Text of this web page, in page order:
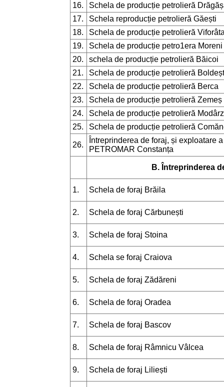
16.
Schela de producție petrolieră
17.
Schela reproducție petrolieră Găești
18.
Schela de producție petrolieră
19.
Schela de producție petro1era Moreni
20.
schela de producție petrolieră Băicoi
21.
Schela de producție petrolieră
22.
Schela de producție petrolieră Berca
23.
Schela de producție petrolieră Zemeș
24.
Schela de producție petrolieră
25.
Schela de producție petrolieră
26.
Întreprinderea de foraj, și exploatare
PETROMAR Constanța
B. Întreprinderea
1. Schela de foraj Brăila
2. Schela de foraj Cărbunești
3. Schela de foraj Stoina
4. Schela se foraj Craiova
5. Schela de foraj Zădăreni
6. Schela de foraj Oradea
7. Schela de foraj Bascov
8. Schela de foraj Râmnicu Vâlcea
9. Schela de foraj Liliești